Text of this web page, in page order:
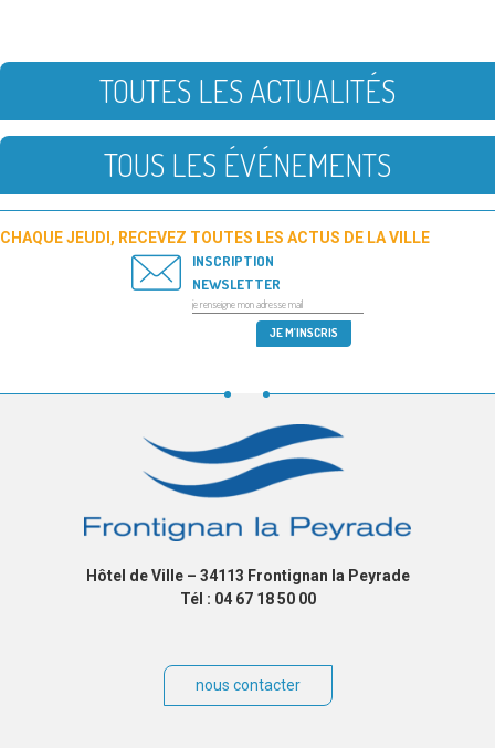
TOUTES LES ACTUALITÉS
TOUS LES ÉVÉNEMENTS
CHAQUE JEUDI, RECEVEZ TOUTES LES ACTUS DE LA VILLE
INSCRIPTION
NEWSLETTER
Hôtel de Ville – 34113 Frontignan la Peyrade
Tél : 04 67 18 50 00
nous contacter